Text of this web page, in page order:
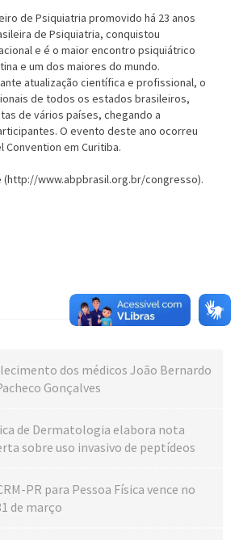
de Psiquiatria promovido há 23 anos
de Psiquiatria, conquistou
e é o maior encontro psiquiátrico
e um dos maiores do mundo.
atualização científica e profissional, o
de todos os estados brasileiros,
de vários países, chegando a
O evento deste ano ocorreu
Convention em Curitiba.
(http://www.abpbrasil.org.br/congresso).
dos médicos João Bernardo
Gonçalves
de Dermatologia elabora nota
sobre uso invasivo de peptídeos
PR para Pessoa Física vence no
de março